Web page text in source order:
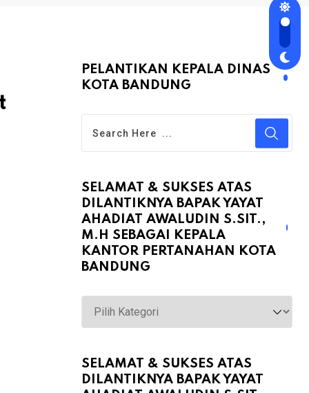
PELANTIKAN KEPALA DINAS
KOTA BANDUNG
SELAMAT & SUKSES ATAS
DILANTIKNYA BAPAK YAYAT
AHADIAT AWALUDIN S.SIT.,
M.H SEBAGAI KEPALA
KANTOR PERTANAHAN KOTA
BANDUNG
Selamat
&
atas
Dilantiknya
SELAMAT & SUKSES ATAS
DILANTIKNYA BAPAK YAYAT